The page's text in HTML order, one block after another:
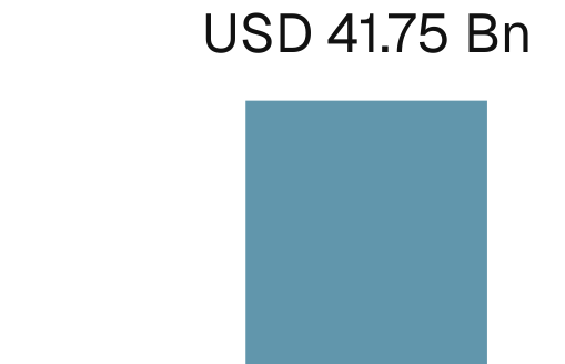
USD 41.75 Bn